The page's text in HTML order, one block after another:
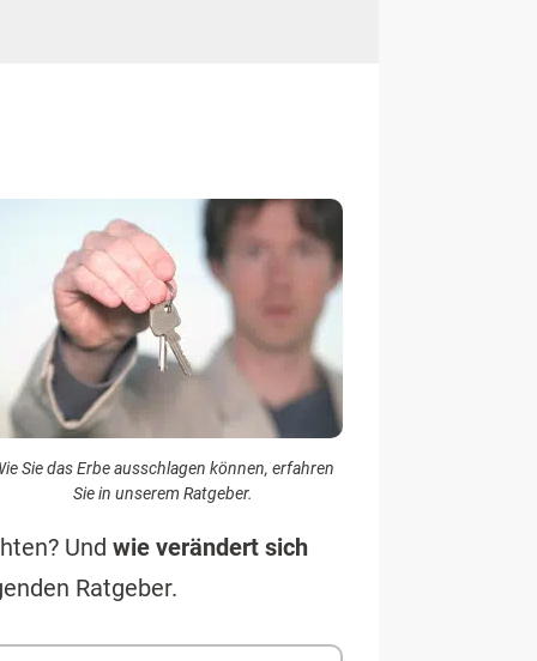
Sie das Erbe ausschlagen können, erfahren
Sie in unserem Ratgeber.
Und wie verändert sich
Ratgeber.